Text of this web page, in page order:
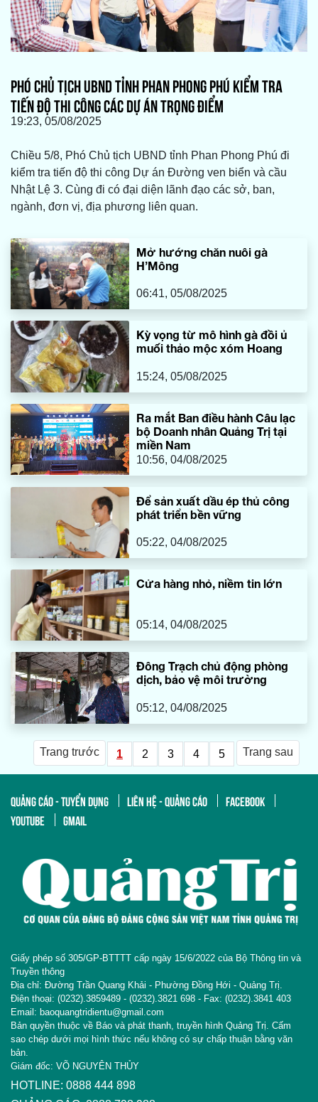
PHÓ CHỦ TỊCH UBND TỈNH PHAN PHONG PHÚ KIỂM TRA
TIẾN ĐỘ THI CÔNG CÁC DỰ ÁN TRỌNG ĐIỂM
19:23, 05/08/2025
Chiều 5/8, Phó Chủ tịch UBND tỉnh Phan Phong Phú đi
kiểm tra tiến độ thi công Dự án Đường ven biển và cầu
Nhật Lệ 3. Cùng đi có đại diện lãnh đạo các sở, ban,
ngành, đơn vị, địa phương liên quan.
Mở hướng chăn nuôi gà
H’Mông
06:41, 05/08/2025
Kỳ vọng từ mô hình gà đồi ủ
muối thảo mộc xóm Hoang
15:24, 05/08/2025
Ra mắt Ban điều hành Câu lạc
bộ Doanh nhân Quảng Trị tại
miền Nam
10:56, 04/08/2025
Để sản xuất dầu ép thủ công
phát triển bền vững
05:22, 04/08/2025
Cửa hàng nhỏ, niềm tin lớn
05:14, 04/08/2025
Đông Trạch chủ động phòng
dịch, bảo vệ môi trường
05:12, 04/08/2025
Trang trước 1 2 3 4 5 Trang sau
QUẢNG CÁO - TUYỂN DỤNG LIÊN HỆ - QUẢNG CÁO
FACEBOOK
YOUTUBE
GMAIL
Giấy phép số 305/GP-BTTTT cấp ngày 15/6/2022 của Bộ Thông tin và
Truyền thông
Địa chỉ: Đường Trần Quang Khải - Phường Đồng Hới - Quảng Trị.
Điện thoại: (0232).3859489 - (0232).3821 698 - Fax: (0232).3841 403
Email: baoquangtridientu@gmail.com
Bản quyền thuộc về Báo và phát thanh, truyền hình Quảng Trị. Cấm
sao chép dưới mọi hình thức nếu không có sự chấp thuận bằng văn
bản.
Giám đốc: VÕ NGUYÊN THỦY
HOTLINE: 0888 444 898